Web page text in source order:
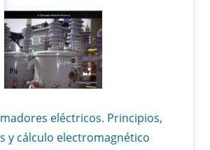
eléctricos. Principios,
y cálculo electromagnético